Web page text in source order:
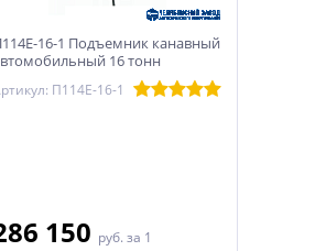
16-1 Подъемник канавный
16 тонн
П114Е-16-1
150 руб. за 1